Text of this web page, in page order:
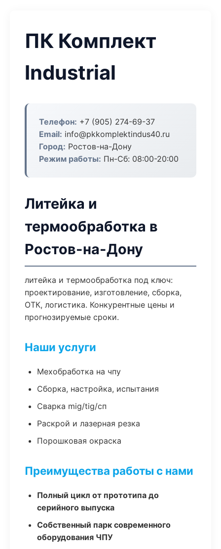
ПК Комплект
Industrial
Телефон: +7 (905) 274-69-37
Email: info@pkkomplektindus40.ru
Город: Ростов-на-Дону
Режим работы: Пн-Сб: 08:00-20:00
Литейка и
термообработка в
Ростов-на-Дону
литейка и термообработка под ключ:
проектирование, изготовление, сборка,
ОТК, логистика. Конкурентные цены и
прогнозируемые сроки.
Наши услуги
Мехобработка на чпу
Сборка, настройка, испытания
Сварка mig/tig/сп
Раскрой и лазерная резка
Порошковая окраска
Преимущества работы с нами
Полный цикл от прототипа до
серийного выпуска
Собственный парк современного
оборудования ЧПУ